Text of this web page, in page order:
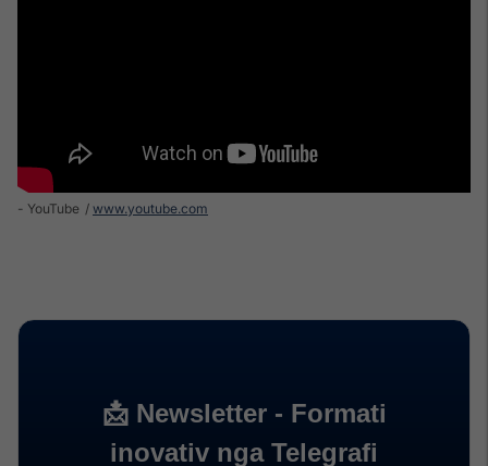
- YouTube www.youtube.com